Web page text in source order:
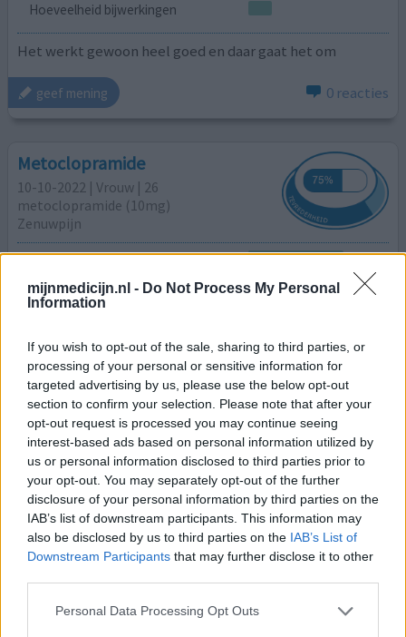
mijnmedicijn.nl - Do Not Process My Personal
Information
If you wish to opt-out of the sale, sharing to third parties, or
processing of your personal or sensitive information for
targeted advertising by us, please use the below opt-out
section to confirm your selection. Please note that after your
opt-out request is processed you may continue seeing
interest-based ads based on personal information utilized by
us or personal information disclosed to third parties prior to
your opt-out. You may separately opt-out of the further
disclosure of your personal information by third parties on the
IAB’s list of downstream participants. This information may
also be disclosed by us to third parties on the IAB’s List of
Downstream Participants that may further disclose it to other
Personal Data Processing Opt Outs
Hoeveelheid bijwerkingen
Het werkt gewoon heel goed en daar gaat het om
geef mening 0 reacties
Metoclopramide
10-10-2022 | Vrouw | 26
metoclopramide (10mg)
Zenuwpijn
Effectiviteit
Hoeveelheid bijwerkingen
Maand geleden kreeg ik migrafin voorgeschreven (5
daags een zakje), dat werkte goed tegen zenuwpijn. Maar
ik kreeg contactexceem aan beide middelvingers. Ik
dacht gewoon vette pech. Mijn linkermiddelvinger kon ik
niet buigen en de huid was verhard, met bultjes. Nu een
maand later wilde ik weer die migrafin slikken, maar [lees
meer...]
geef mening 0 reacties
metoclopramide (20mg)